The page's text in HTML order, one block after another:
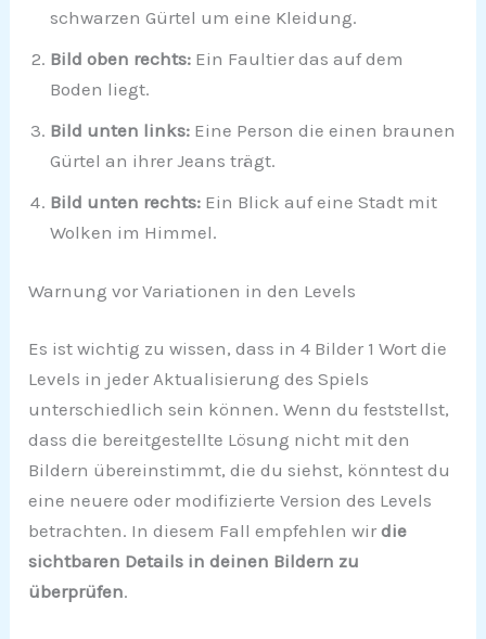
schwarzen Gürtel um eine Kleidung.
Bild oben rechts: Ein Faultier das auf dem
Boden liegt.
Bild unten links: Eine Person die einen braunen
Gürtel an ihrer Jeans trägt.
Bild unten rechts: Ein Blick auf eine Stadt mit
Wolken im Himmel.
Warnung vor Variationen in den Levels
Es ist wichtig zu wissen, dass in 4 Bilder 1 Wort die
Levels in jeder Aktualisierung des Spiels
unterschiedlich sein können. Wenn du feststellst,
dass die bereitgestellte Lösung nicht mit den
Bildern übereinstimmt, die du siehst, könntest du
eine neuere oder modifizierte Version des Levels
betrachten. In diesem Fall empfehlen wirdie
sichtbaren Details in deinen Bildern zu
überprüfen.